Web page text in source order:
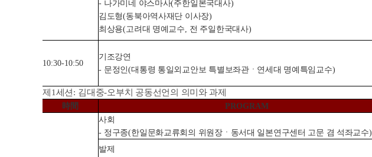
- 나가미네 야스마사(주한일본국대사)
김도형(동북아역사재단 이사장)
최상용(고려대 명예교수, 전 주일한국대사)
10:30-10:50
기조강연
- 문정인(대통령 통일외교안보 특별보좌관ㆍ 연세대 명예특임교수)
제 1세션 : 김대중-오부치 공동선언의 의미와 과제
時間 PROGRAM
사회
- 정구종(한일문화교류회의 위원장ㆍ동서대 일본연구센터 고문 겸 석좌교수)
발제